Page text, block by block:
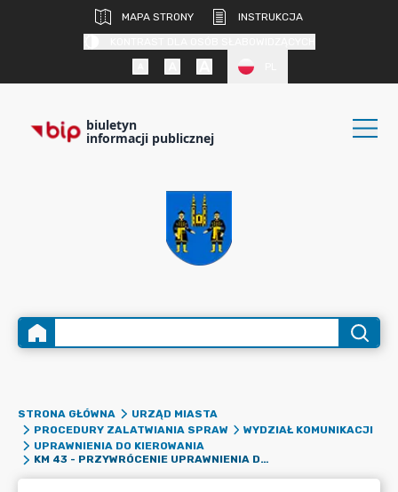
MAPA STRONY
INSTRUKCJA
biuletyn
informacji publicznej
STRONA GŁÓWNA
URZĄD MIASTA
PROCEDURY ZALATWIANIA SPRAW
WYDZIAŁ KOMUNIKACJI
UPRAWNIENIA DO KIEROWANIA
KM 43 - PRZYWRÓCENIE UPRAWNIENIA DO KIEROWANIA POJAZDEM COFNIĘTEGO NA OKRES PRZEKRACZAJĄCY 1 ROK